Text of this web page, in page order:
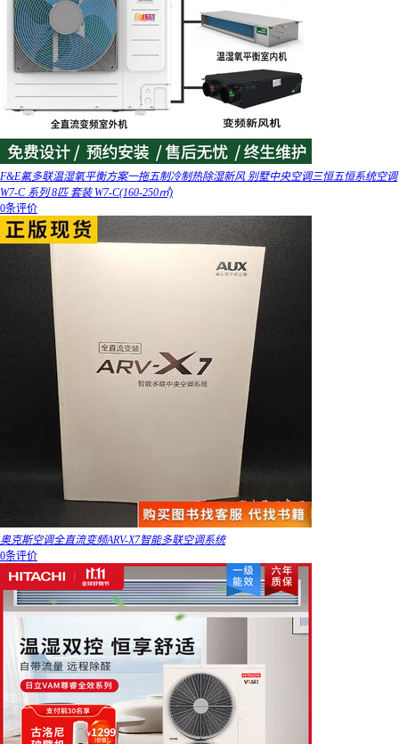
F&E氟多联温湿氧平衡方案一拖五制冷制热除湿新风 别墅中央空调三恒五恒系统空调
W7-C 系列 8匹 套装 W7-C(160-250㎡)
0条评价
奥克斯空调全直流变频ARV-X7智能多联空调系统
0条评价